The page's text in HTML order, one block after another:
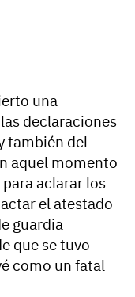
una
declaraciones
también del
aquel momento
para aclarar los
el atestado
guardia
que se tuvo
como un fatal